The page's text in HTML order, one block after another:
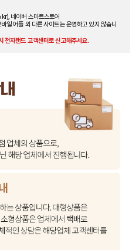
네이버 스마트스토어
일 어플 외 다른 사이트는 운영하고 있지 않습니
전자랜드 고객센터로 신고해주세요.